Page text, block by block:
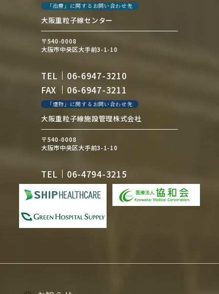
「治療」に関するお問い合わせ先
大阪重粒子線センター
〒540-0008
大阪市中央区大手前3-1-10
TEL
06-6947-3210
FAX
06-6947-3211
「建物」に関するお問い合わせ先
大阪重粒子線施設管理株式会社
〒540-0008
大阪市中央区大手前3-1-10
TEL 06-4794-3215